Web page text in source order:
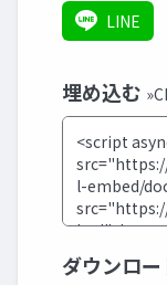
LINE
埋め込む
ダウンロー